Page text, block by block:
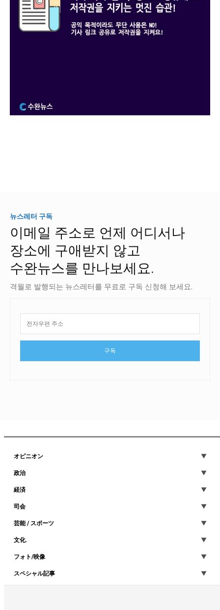
뉴스레터 구독
이메일 주소로 언제 어디서나
장소에 구애받지 않고
수완뉴스를 만나보세요.
격월로 발행되는 뉴스레터를 무료로 구독 신청해 보세요.
구독
オピニオン
政治
経済
司会
芸能 / スポーツ
文化.
フォト/映像
スペシャル記事